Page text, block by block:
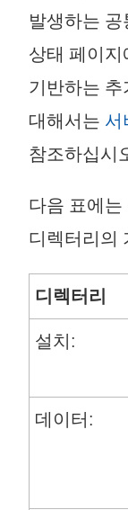
발생하는
상태 페이
기반하는 추
대해서는 서
참조하십시
다음 표에는
디렉터리의
디렉터리
설치:
데이터: